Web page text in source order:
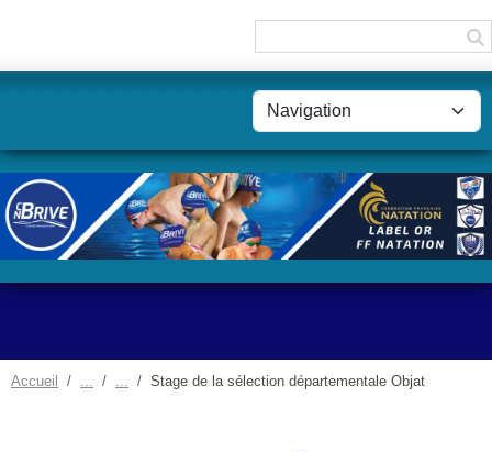
Accueil Stage de la sélection départementale Objat